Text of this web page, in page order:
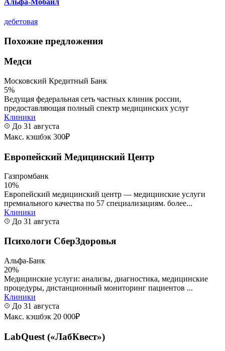
дебетовая
Похожие предложения
Медси
Московский Кредитный Банк
5%
Ведущая федеральная сеть частных клиник россии,
предоставляющая полный спектр медицинских услуг
Клиники
До 31 августа
Макс. кэшбэк 300₽
Европейский Медицинский Центр
Газпромбанк
10%
Европейский медицинский центр — медицинские услуги
премиального качества по 57 специализациям. более...
Клиники
До 31 августа
Психологи СберЗдоровья
Альфа-Банк
20%
Медицинские услуги: анализы, диагностика, медицинские
процедуры, дистанционный мониторинг пациентов ...
Клиники
До 31 августа
Макс. кэшбэк 20 000₽
LabQuest («ЛабКвест»)